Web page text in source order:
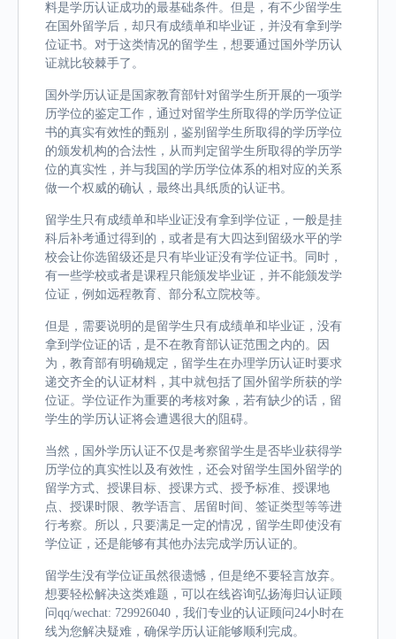
料是学历认证成功的最基础条件。但是，有不少留学生
在国外留学后，却只有成绩单和毕业证，并没有拿到学
位证书。对于这类情况的留学生，想要通过国外学历认
证就比较棘手了。
国外学历认证是国家教育部针对留学生所开展的一项学
历学位的鉴定工作，通过对留学生所取得的学历学位证
书的真实有效性的甄别，鉴别留学生所取得的学历学位
的颁发机构的合法性，从而判定留学生所取得的学历学
位的真实性，并与我国的学历学位体系的相对应的关系
做一个权威的确认，最终出具纸质的认证书。
留学生只有成绩单和毕业证没有拿到学位证，一般是挂
科后补考通过得到的，或者是有大四达到留级水平的学
校会让你选留级还是只有毕业证没有学位证书。同时，
有一些学校或者是课程只能颁发毕业证，并不能颁发学
位证，例如远程教育、部分私立院校等。
但是，需要说明的是留学生只有成绩单和毕业证，没有
拿到学位证的话，是不在教育部认证范围之内的。因
为，教育部有明确规定，留学生在办理学历认证时要求
递交齐全的认证材料，其中就包括了国外留学所获的学
位证。学位证作为重要的考核对象，若有缺少的话，留
学生的学历认证将会遭遇很大的阻碍。
当然，国外学历认证不仅是考察留学生是否毕业获得学
历学位的真实性以及有效性，还会对留学生国外留学的
留学方式、授课目标、授课方式、授予标准、授课地
点、授课时限、教学语言、居留时间、签证类型等等进
行考察。所以，只要满足一定的情况，留学生即使没有
学位证，还是能够有其他办法完成学历认证的。
留学生没有学位证虽然很遗憾，但是绝不要轻言放弃。
想要轻松解决这类难题，可以在线咨询弘扬海归认证顾
问qq/wechat: 729926040，我们专业的认证顾问24小时在
线为您解决疑难，确保学历认证能够顺利完成。